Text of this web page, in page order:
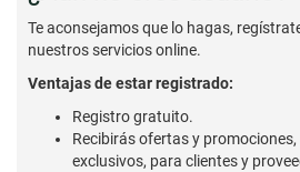
Te aconsejamos que lo hagas,
nuestros servicios online.
Ventajas de estar registrado:
Registro gratuito.
Recibirás ofertas y
exclusivos, para clientes y